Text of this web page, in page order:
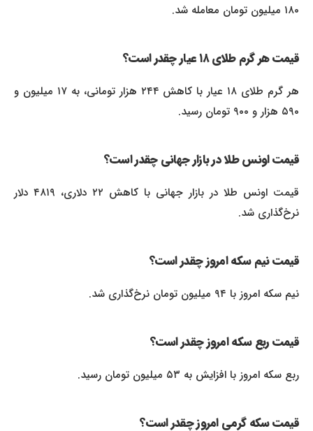
قیمت هر گرم طلای ۱۸ عیار چقدر است؟
هر گرم طلای ۱۸ عیار با کاهش ۲۴۴ هزار تومانی، به ۱۷ میلیون و
۵۹۰ هزار و ۹۰۰ تومان رسید.
قیمت اونس طلا در بازار جهانی چقدر است؟
قیمت اونس طلا در بازار جهانی با کاهش ۲۲ دلاری، ۴۸۱۹ دلار
نرخ‌گذاری شد.
قیمت نیم سکه امروز چقدر است؟
نیم سکه امروز با ۹۴ میلیون تومان نرخ‌گذاری شد.
قیمت ربع سکه امروز چقدر است؟
ربع سکه امروز با افزایش به ۵۳ میلیون تومان رسید.
قیمت سکه گرمی امروز چقدر است؟